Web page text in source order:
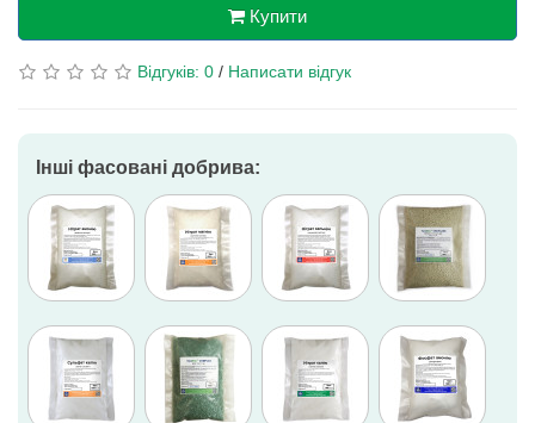
Купити
Відгуків: 0 / Написати відгук
Інші фасовані добрива: